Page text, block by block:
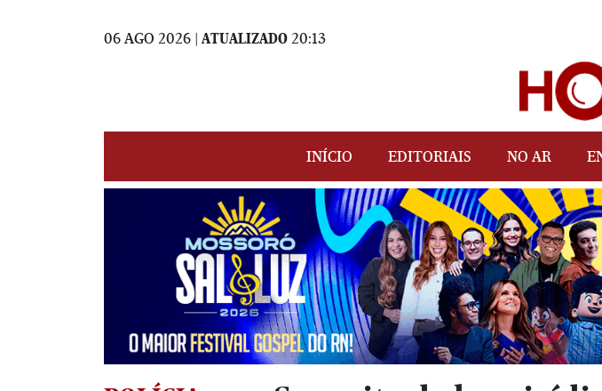
06 AGO 2026 | ATUALIZADO 20:13
INÍCIO EDITORIAIS NO AR